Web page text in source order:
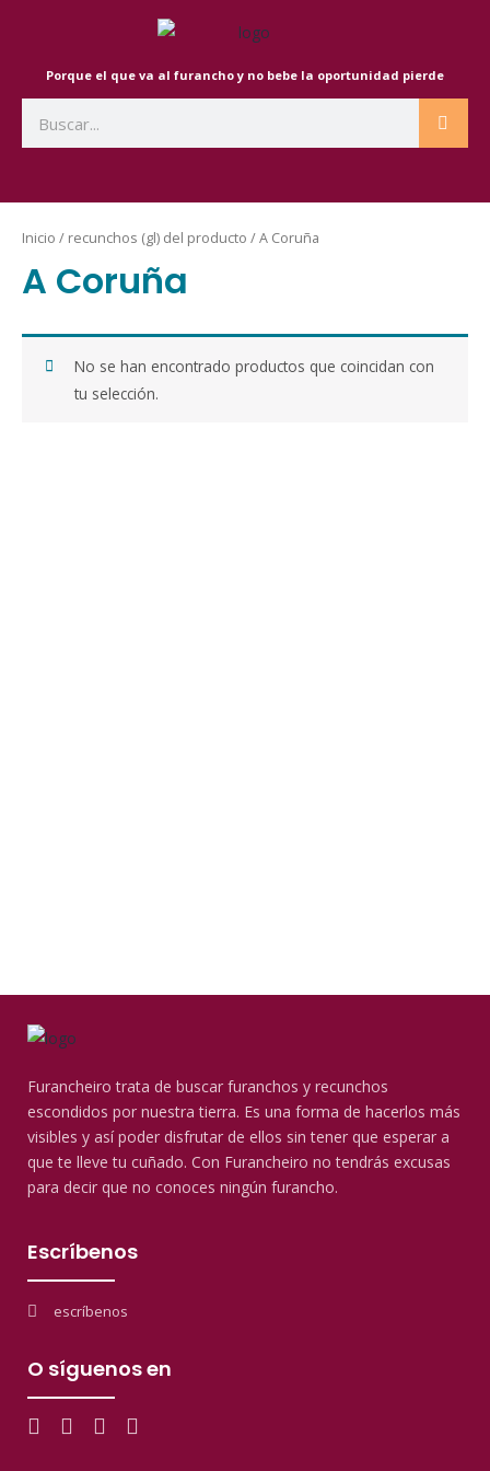
contenidoPorque el que va al furancho y no bebe la oportunidad pierde
Inicio / recunchos (gl) del producto / A Coruña
A Coruña
No se han encontrado productos que coincidan con
tu selección.
Furancheiro trata de buscar furanchos y recunchos
escondidos por nuestra tierra. Es una forma de hacerlos más
visibles y así poder disfrutar de ellos sin tener que esperar a
que te lleve tu cuñado. Con Furancheiro no tendrás excusas
para decir que no conoces ningún furancho.
Escríbenos
escríbenos
O síguenos en